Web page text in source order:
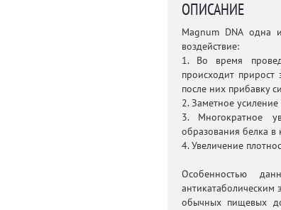
ОПИСАНИЕ
Magnum DNA одна
воздействие:
1. Во время
происходит прирост
после них прибавку
2. Заметное
3. Многократное
образования белка в
4. Увеличение
Особенностью
антикатаболическим
обычных пищевых